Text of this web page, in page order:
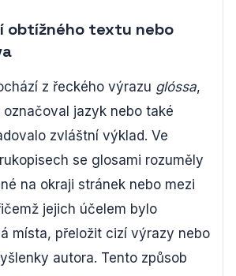
obtížného textu nebo
z řeckého výrazu glóssa,
jazyk nebo také
zvláštní výklad. Ve
se glosami rozuměly
na okraji stránek nebo mezi
jejich účelem bylo
místa, přeložit cizí výrazy nebo
autora. Tento způsob